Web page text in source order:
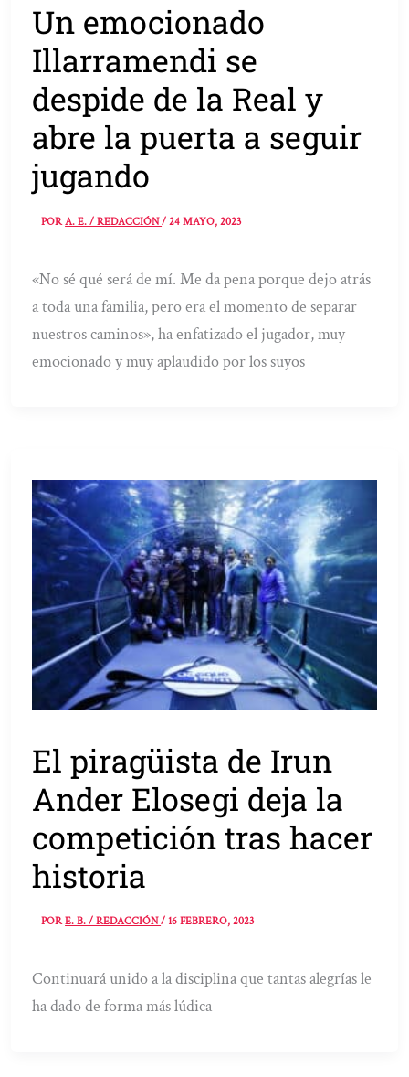
Un emocionado
Illarramendi se
despide de la Real y
abre la puerta a seguir
jugando
PORA. E. / REDACCIÓN/24 MAYO, 2023
«No sé qué será de mí. Me da pena porque dejo atrás
a toda una familia, pero era el momento de separar
nuestros caminos», ha enfatizado el jugador, muy
emocionado y muy aplaudido por los suyos
El piragüista de Irun
Ander Elosegi deja la
competición tras hacer
historia
PORE. B. / REDACCIÓN/16 FEBRERO, 2023
Continuará unido a la disciplina que tantas alegrías le
ha dado de forma más lúdica